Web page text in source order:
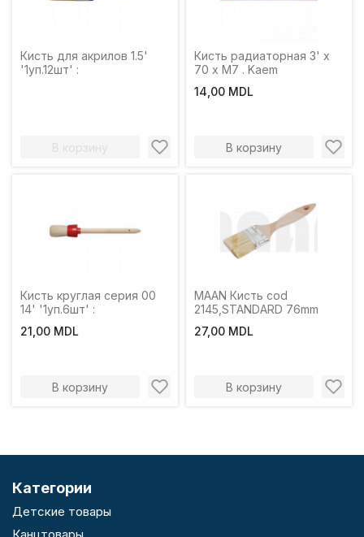
Кисть для акрилов 1.5'
'1уп.12шт' :
В корзину
Кисть радиаторная 3' x
70 x М7 . Kaem
14,00 MDL
В корзину
Кисть круглая серия 00
14' '1уп.6шт' :
21,00 MDL
В корзину
MAAN Кисть cod
2145,STANDARD 76mm
27,00 MDL
В корзину
Категории
Детские товары